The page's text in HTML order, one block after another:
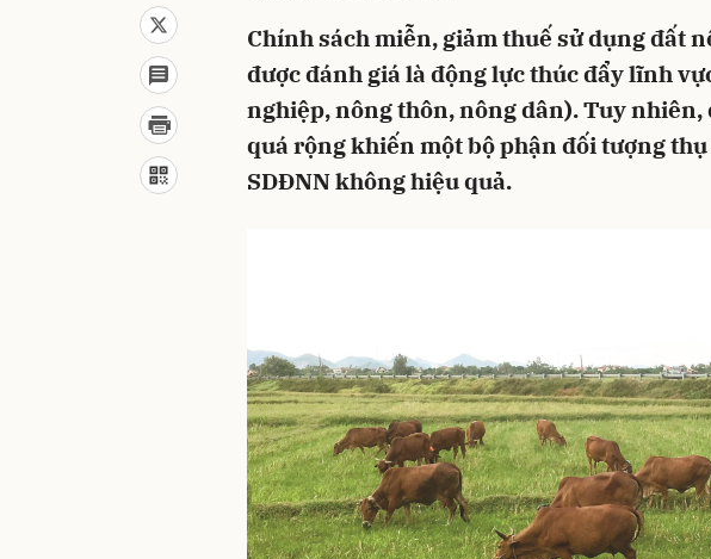
Chính sách miễn, giảm thuế sử dụng đất
được đánh giá là động lực thúc đẩy lĩnh
nghiệp, nông thôn, nông dân). Tuy
quá rộng khiến một bộ phận đối tượng
SDĐNN không hiệu quả.